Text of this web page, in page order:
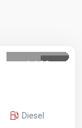
1 /23
Diesel